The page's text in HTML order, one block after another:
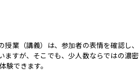
業（講義）は、参加者の表情を確認し、
ますが、そこでも、少人数ならではの濃密
できます。